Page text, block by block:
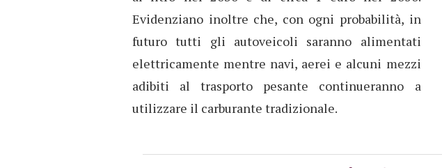
Evidenziano inoltre che, con ogni probabilità, in
futuro tutti gli autoveicoli saranno alimentati
elettricamente mentre navi, aerei e alcuni mezzi
adibiti al trasporto pesante continueranno a
utilizzare il carburante tradizionale.